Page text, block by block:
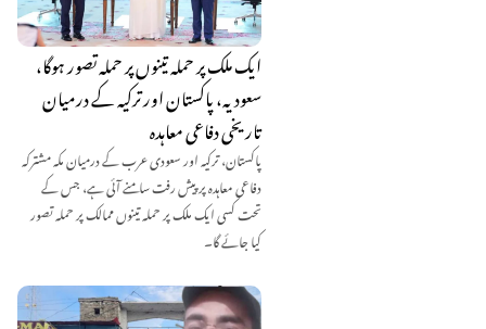
ایک ملک پر حملہ تینوں پر حملہ تصور ہوگا،
سعودیہ، پاکستان اور ترکیہ کے درمیان
تاریخی دفاعی معاہدہ
پاکستان، ترکیہ اور سعودی عرب کے درمیان مکہ مشترکہ
دفاعی معاہدہ پر پیش رفت سامنے آئی ہے، جس کے
تحت کسی ایک ملک پر حملہ تینوں ممالک پر حملہ تصور
کیا جائے گا۔